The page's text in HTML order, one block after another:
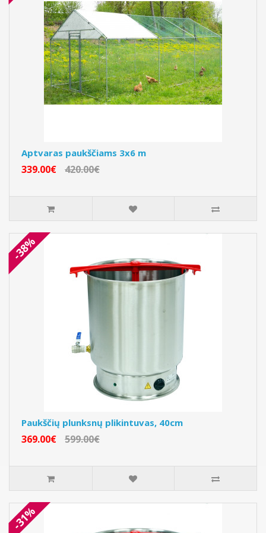
Aptvaras paukščiams 3x6 m
339.00€ 420.00€
-38%
Paukščių plunksnų plikintuvas, 40cm
369.00€ 599.00€
-31%